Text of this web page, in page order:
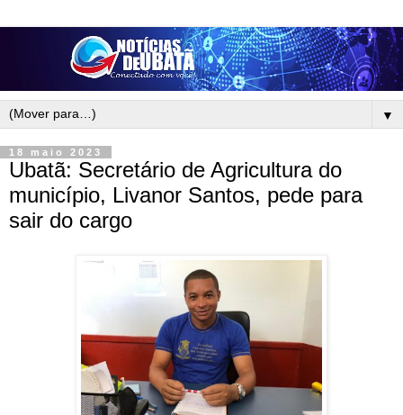
▼
18 maio 2023
Ubatã: Secretário de Agricultura do
município, Livanor Santos, pede para
sair do cargo